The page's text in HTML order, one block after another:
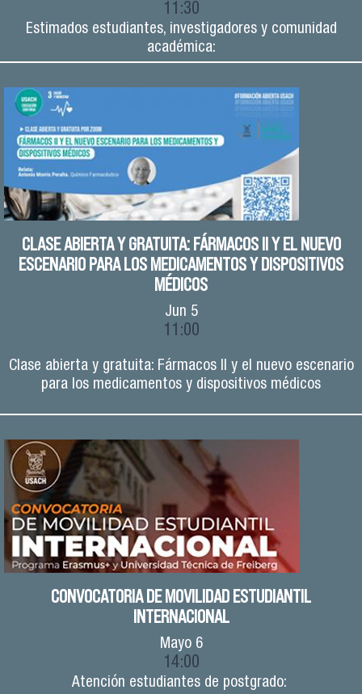
11:30
Estimados estudiantes, investigadores y comunidad
académica:
CLASE ABIERTA Y GRATUITA: FÁRMACOS II Y EL NUEVO
ESCENARIO PARA LOS MEDICAMENTOS Y DISPOSITIVOS
MÉDICOS
Jun 5
11:00
Clase abierta y gratuita: Fármacos II y el nuevo escenario
para los medicamentos y dispositivos médicos
CONVOCATORIA DE MOVILIDAD ESTUDIANTIL
INTERNACIONAL
Mayo6
14:00
Atención estudiantes de postgrado: